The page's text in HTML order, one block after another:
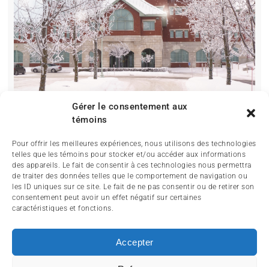
Gérer le consentement aux
témoins
Pour offrir les meilleures expériences, nous utilisons des technologies
telles que les témoins pour stocker et/ou accéder aux informations
des appareils. Le fait de consentir à ces technologies nous permettra
de traiter des données telles que le comportement de navigation ou
les ID uniques sur ce site. Le fait de ne pas consentir ou de retirer son
consentement peut avoir un effet négatif sur certaines
caractéristiques et fonctions.
Accepter
SERVICES ET TOURISME